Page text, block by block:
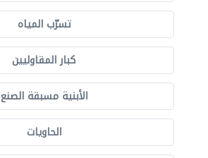
تسرّب المياه
كبار المقاوليين
الأبنية مسبقة الصنع
الحاويات